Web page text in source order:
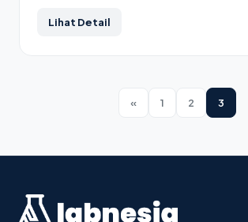
Lihat Detail
« 1 2 3